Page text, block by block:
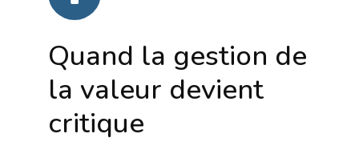
Quand la gestion de
la valeur devient
critique